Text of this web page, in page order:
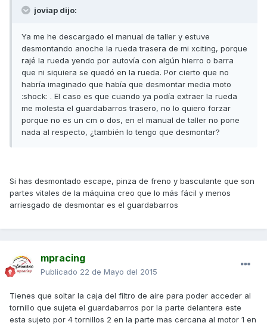
joviap dijo:
Ya me he descargado el manual de taller y estuve
desmontando anoche la rueda trasera de mi xciting, porque
rajé la rueda yendo por autovía con algún hierro o barra
que ni siquiera se quedó en la rueda. Por cierto que no
habría imaginado que había que desmontar media moto
:shock: . El caso es que cuando ya podía extraer la rueda
me molesta el guardabarros trasero, no lo quiero forzar
porque no es un cm o dos, en el manual de taller no pone
nada al respecto, ¿también lo tengo que desmontar?
Si has desmontado escape, pinza de freno y basculante que son
partes vitales de la máquina creo que lo más fácil y menos
arriesgado de desmontar es el guardabarros
mpracing
Publicado 22 de Mayo del 2015
Tienes que soltar la caja del filtro de aire para poder acceder al
tornillo que sujeta el guardabarros por la parte delantera este
esta sujeto por 4 tornillos 2 en la parte mas cercana al motor 1 en